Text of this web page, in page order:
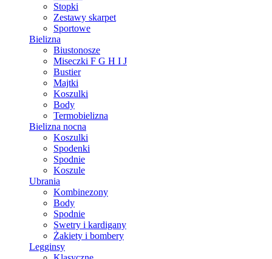
Stopki
Zestawy skarpet
Sportowe
Bielizna
Biustonosze
Miseczki F G H I J
Bustier
Majtki
Koszulki
Body
Termobielizna
Bielizna nocna
Koszulki
Spodenki
Spodnie
Koszule
Ubrania
Kombinezony
Body
Spodnie
Swetry i kardigany
Żakiety i bombery
Legginsy